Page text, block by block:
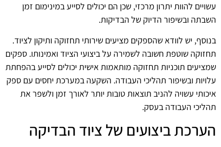
עשויים להוות יתרון מרכזי, שכן הם יכולים לסייע במינימום זמן
השבתה ובשיפור הדיוק של הבדיקות.
בנוסף, יש לוודא שהספקים מציעים שירותי תחזוקה ותיקון לציוד.
תחזוקה שוטפת חשובה לשמירה על ביצועי הציוד ואמינותו. ספקים
שמציעים תוכניות תחזוקה מותאמות אישית יכולים לסייע בהפחתת
עלויות ובשיפור תהליכי העבודה. השקעה במערכת יחסים עם ספק
איכותי עשויה להניב תוצאות טובות יותר לאורך זמן ולשפר את
תהליכי העבודה בעסק.
הערכת ביצועים של ציוד הבדיקה